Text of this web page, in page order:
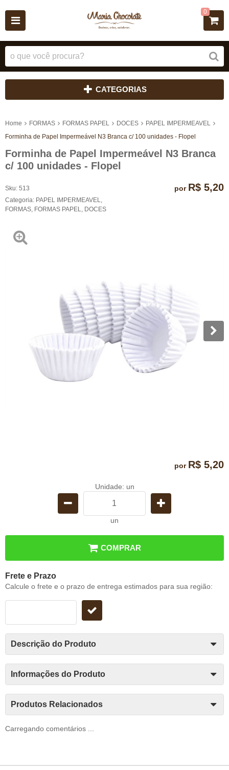
0
CATEGORIAS
Home FORMAS FORMAS PAPEL DOCES
PAPEL IMPERMEAVEL
Forminha de Papel Impermeável N3 Branca c/ 100 unidades - Flopel
Forminha de Papel Impermeável N3 Branca
c/ 100 unidades - Flopel
Sku: 513
Categoria: PAPEL IMPERMEAVEL
FORMAS FORMAS PAPEL DOCES
por R$ 5,20
por R$ 5,20
Unidade: un
un
COMPRAR
Frete e Prazo
Calcule o frete e o prazo de entrega estimados para sua região:
Descrição do Produto
Informações do Produto
Produtos Relacionados
Carregando comentários ...